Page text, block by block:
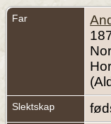
Far
Slektskap